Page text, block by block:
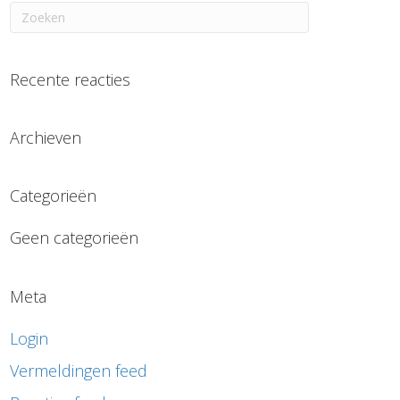
Recente reacties
Archieven
Categorieën
Geen categorieën
Meta
Login
Vermeldingen feed